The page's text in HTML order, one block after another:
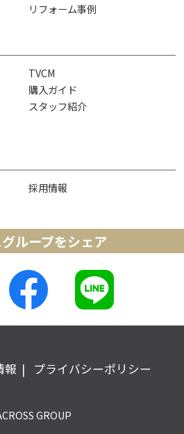
リフォーム事例
TVCM
購入ガイド
スタッフ紹介
採用情報
ループをシェア
報 プライバシーポリシー
GROUP